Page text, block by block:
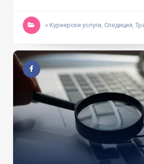
» Куриерски услуги, Спедиция,